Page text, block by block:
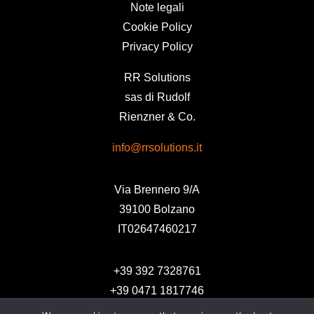
Note legali
Cookie Policy
Privacy Policy
RR Solutions
sas di Rudolf
Rienzner & Co.
info@rrsolutions.it
Via Brennero 9/A
39100 Bolzano
IT02647460217
+39 392 7328761
+39 0471 1817746